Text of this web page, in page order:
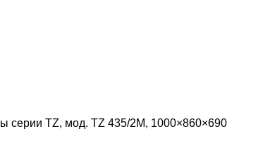
серии TZ, мод. TZ 435/2M, 1000×860×690